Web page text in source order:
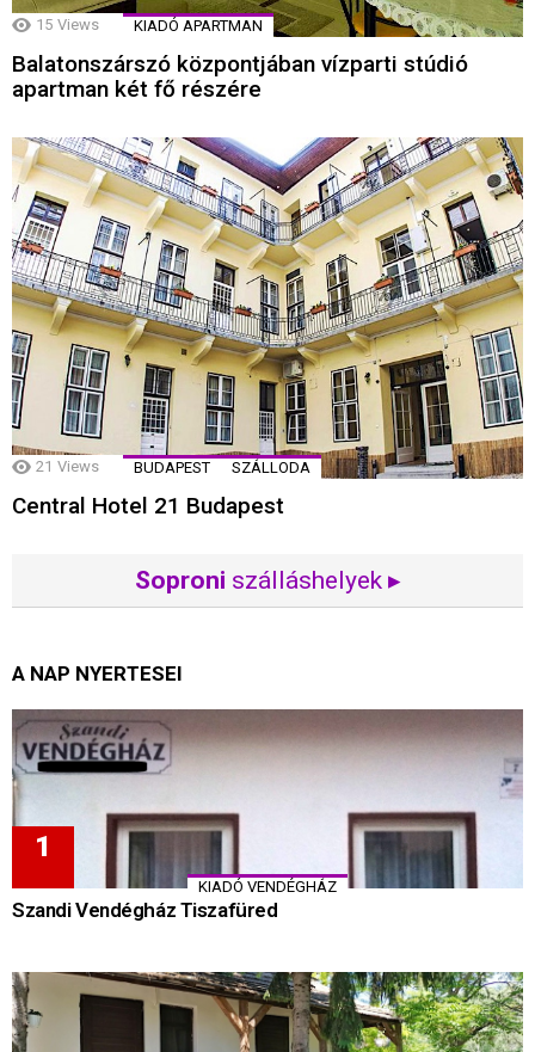
15 Views KIADÓ APARTMAN
Balatonszárszó központjában vízparti stúdió
apartman két fő részére
21 Views BUDAPEST SZÁLLODA
Central Hotel 21 Budapest
Soproni szálláshelyek ▸
A NAP NYERTESEI
KIADÓ VENDÉGHÁZ
Szandi Vendégház Tiszafüred